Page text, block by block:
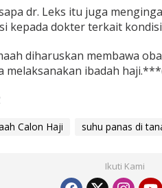
dr. Leks itu juga
kepada dokter terkait
diharuskan membawa
melaksanakan ibadah
Calon Haji suhu panas di
Ikuti Kami